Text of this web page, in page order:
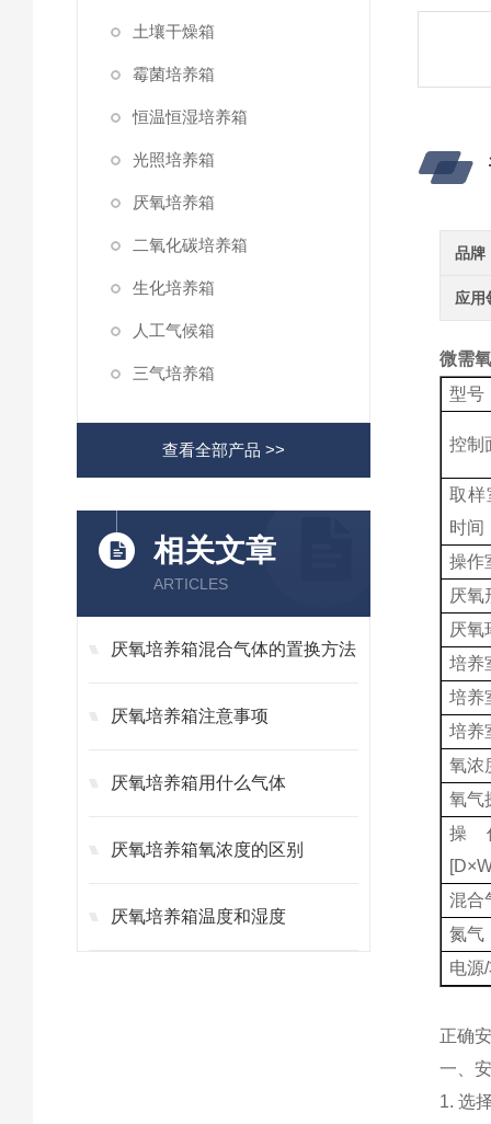
土壤干燥箱
霉菌培养箱
恒温恒湿培养箱
光照培养箱
厌氧培养箱
二氧化碳培养箱
生化培养箱
人工气候箱
三气培养箱
查看全部产品 >>
相关文章
ARTICLES
厌氧培养箱混合气体的置换方法
厌氧培养箱注意事项
厌氧培养箱用什么气体
厌氧培养箱氧浓度的区别
厌氧培养箱温度和湿度
品牌
应用
微需
型号
控制
取样
时间
操作
厌氧
厌氧
培养
培养
培养
氧浓
氧气
操
混合
氮气
电源
正确
一、
1. 选